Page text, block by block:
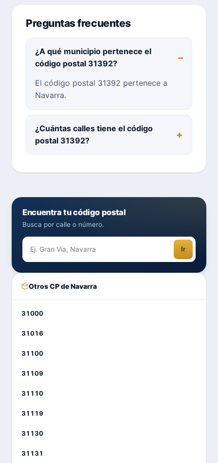
Preguntas frecuentes
¿A qué municipio pertenece el
código postal 31392?
El código postal 31392 pertenece a
Navarra.
¿Cuántas calles tiene el código
postal 31392?
Encuentra tu código postal
Busca por calle o número.
Ir
Otros CP de Navarra
31000
31016
31100
31109
31110
31119
31130
31131